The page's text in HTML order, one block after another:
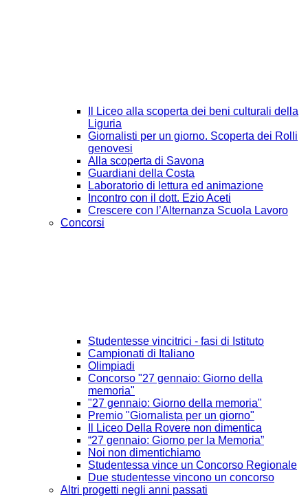
Il Liceo alla scoperta dei beni culturali della
Liguria
Giornalisti per un giorno. Scoperta dei Rolli
genovesi
Alla scoperta di Savona
Guardiani della Costa
Laboratorio di lettura ed animazione
Incontro con il dott. Ezio Aceti
Crescere con l’Alternanza Scuola Lavoro
Concorsi
Studentesse vincitrici - fasi di Istituto
Campionati di Italiano
Olimpiadi
Concorso "27 gennaio: Giorno della
memoria"
"27 gennaio: Giorno della memoria"
Premio "Giornalista per un giorno"
Il Liceo Della Rovere non dimentica
“27 gennaio: Giorno per la Memoria”
Noi non dimentichiamo
Studentessa vince un Concorso Regionale
Due studentesse vincono un concorso
Altri progetti negli anni passati